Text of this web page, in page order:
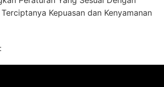
Kepuasan dan Kenyamanan